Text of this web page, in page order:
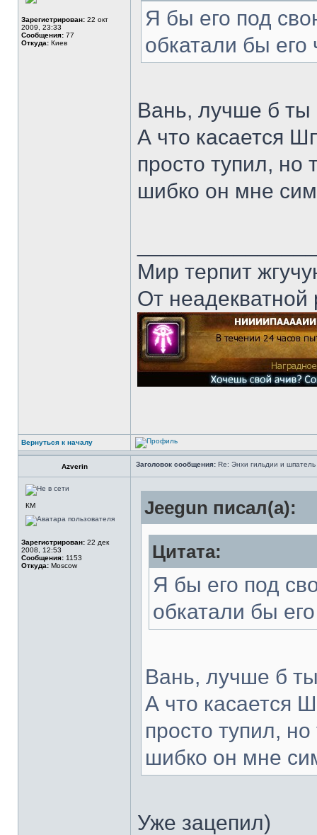
Зарегистрирован: 22 окт
2009, 23:33
Сообщения: 77
Откуда: Киев
Я бы его под
обкатали бы его
Вань, лучше б
А что касается
просто тупил, но
шибко он мне
Мир терпит
От
Вернуться к началу
Azverin Заголовок сообщения: Re: Энхи гильдии и шпатель
КМ
Зарегистрирован: 22 дек
2008, 12:53
Сообщения: 1153
Откуда: Moscow
Jeegun писал(а):
Цитата:
Я бы его под
обкатали бы
Вань, лучше б
А что касается
просто тупил,
шибко он мне
Уже зацепил)